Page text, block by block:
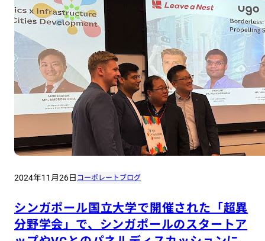
2024年11月26日 コーポレートブログ
シンガポール国立大学で開催された「超異
分野学会」で、シンガポールのスタートア